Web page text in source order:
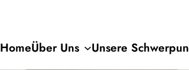
HomeÜber Uns Unsere